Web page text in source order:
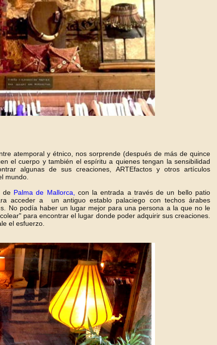
atemporal y étnico, nos sorprende (después de más de quince
el cuerpo y también el espíritu a quienes tengan la sensibilidad
algunas de sus creaciones, ARTEfactos y otros artículos
mundo.
de Palma de Mallorca,
con la entrada a través de un bello patio
acceder a un antiguo establo palaciego con techos árabes
No podía haber un lugar mejor para una persona a la que no le
para encontrar el lugar donde poder adquirir sus creaciones.
el esfuerzo.